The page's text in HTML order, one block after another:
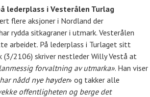
lederplass i Vesterålen Turlag
flere aksjoner i Nordland der
rydda sitkagraner i utmark. Vesterålen
arbeidet. På lederplass i Turlaget sitt
(3/2106) skriver nestleder Willy Vestå at
forvaltning av utmarka». Han viser
nådd nye høyder» og takker alle
offentligheten og berge det